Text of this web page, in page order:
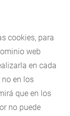
cookies, para
web
en cada
no en los
que en los
no puede